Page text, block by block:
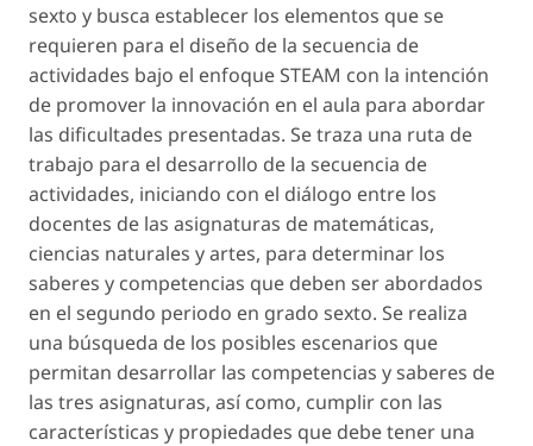
sexto y busca establecer los elementos que se
requieren para el diseño de la secuencia de
actividades bajo el enfoque STEAM con la intención
de promover la innovación en el aula para abordar
las dificultades presentadas. Se traza una ruta de
trabajo para el desarrollo de la secuencia de
actividades, iniciando con el diálogo entre los
docentes de las asignaturas de matemáticas,
ciencias naturales y artes, para determinar los
saberes y competencias que deben ser abordados
en el segundo periodo en grado sexto. Se realiza
una búsqueda de los posibles escenarios que
permitan desarrollar las competencias y saberes de
las tres asignaturas, así como, cumplir con las
características y propiedades que debe tener una